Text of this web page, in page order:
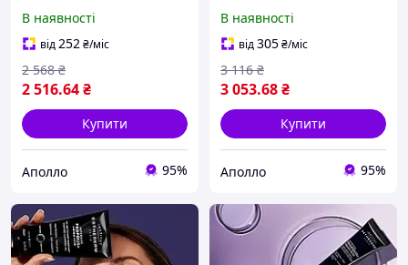
Refiner Concentrate, 50 мл
догляд для матової та
гладкої
В наявності
від252₴/міс
2 516.64₴
2 568 ₴
Купити
Аполло 95%
біоміметичний крем
Calming Biomimetric
Cream, 50 мл
В наявності
від305₴/міс
3 053.68₴
3 116 ₴
Купити
Аполло 95%